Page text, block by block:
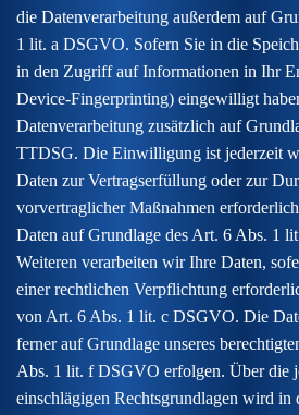
die Datenverarbeitung außerdem auf
1 lit. a DSGVO. Sofern Sie in die
in den Zugriff auf Informationen in Ihr
Device-Fingerprinting) eingewilligt
Datenverarbeitung zusätzlich auf
TTDSG. Die Einwilligung ist jederzeit
Daten zur Vertragserfüllung oder zur
vorvertraglicher Maßnahmen
Daten auf Grundlage des Art. 6 Abs. 1
Weiteren verarbeiten wir Ihre Daten,
einer rechtlichen Verpflichtung
von Art. 6 Abs. 1 lit. c DSGVO. Die
ferner auf Grundlage unseres
Abs. 1 lit. f DSGVO erfolgen. Über die
einschlägigen Rechtsgrundlagen wird in